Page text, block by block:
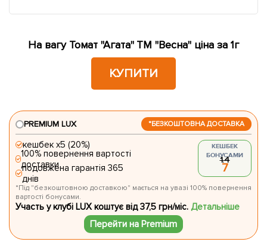
На вагу Томат "Агата" ТМ "Весна" ціна за 1г
КУПИТИ
*БЕЗКОШТОВНА ДОСТАВКА
PREMIUM LUX
кешбек х5 (20%)
100% повернення вартості
доставки
подовжена гарантія 365
днів
КЕШБЕК
БОНУСАМИ
1.4
7
*Під "безкоштовною доставкою" мається на увазі 100% повернення
вартості бонусами.
Участь у клубі LUX коштує від 37,5 грн/міс.Детальніше
Перейти на Premium